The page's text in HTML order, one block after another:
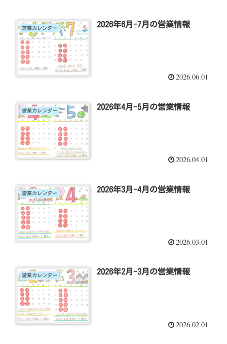
営業カレンダー 2026年6月-7月の営業情報
2026.06.01
営業カレンダー 2026年4月-5月の営業情報
2026.04.01
営業カレンダー 2026年3月-4月の営業情報
2026.03.01
営業カレンダー 2026年2月-3月の営業情報
2026.02.01